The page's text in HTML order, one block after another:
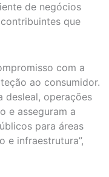
de negócios
que
com a
ao consumidor.
desleal, operações
e asseguram a
para áreas
e infraestrutura”,